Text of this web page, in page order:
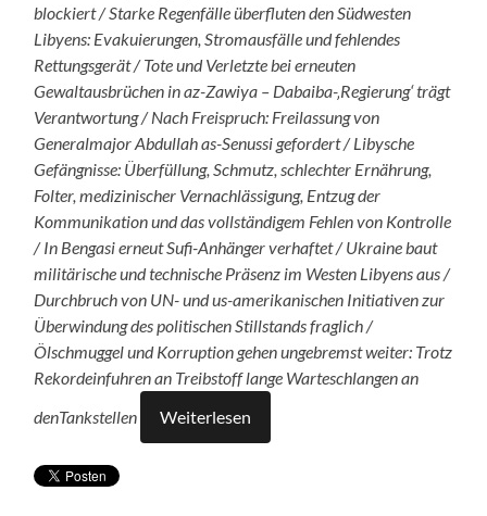
blockiert / Starke Regenfälle überfluten den Südwesten
Libyens: Evakuierungen, Stromausfälle und fehlendes
Rettungsgerät / Tote und Verletzte bei erneuten
Gewaltausbrüchen in az-Zawiya – Dabaiba-‚Regierung‘ trägt
Verantwortung / Nach Freispruch: Freilassung von
Generalmajor Abdullah as-Senussi gefordert / Libysche
Gefängnisse: Überfüllung, Schmutz, schlechter Ernährung,
Folter, medizinischer Vernachlässigung, Entzug der
Kommunikation und das vollständigem Fehlen von Kontrolle
/ In Bengasi erneut Sufi-Anhänger verhaftet / Ukraine baut
militärische und technische Präsenz im Westen Libyens aus /
Durchbruch von UN- und us-amerikanischen Initiativen zur
Überwindung des politischen Stillstands fraglich /
Ölschmuggel und Korruption gehen ungebremst weiter: Trotz
Rekordeinfuhren an Treibstoff lange Warteschlangen an
denTankstellen
Weiterlesen